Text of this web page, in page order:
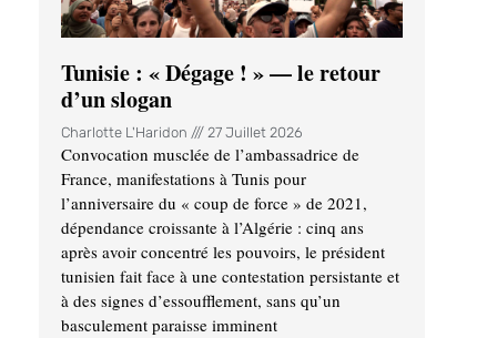
Tunisie : « Dégage ! » — le retour
d’un slogan
Charlotte L'Haridon 27 Juillet 2026
Convocation musclée de l’ambassadrice de
France, manifestations à Tunis pour
l’anniversaire du « coup de force » de 2021,
dépendance croissante à l’Algérie : cinq ans
après avoir concentré les pouvoirs, le président
tunisien fait face à une contestation persistante et
à des signes d’essoufflement, sans qu’un
basculement paraisse imminent